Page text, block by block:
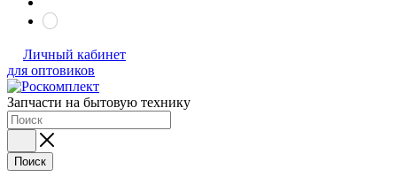
Личный кабинет
для оптовиков
Запчасти на бытовую технику
Поиск